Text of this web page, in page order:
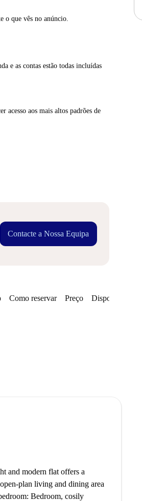
o que vês no anúncio.
e as contas estão todas incluídas
acesso aos mais altos padrões de
Contacte a Nossa Equipa
Como reservar Preço Disponibilidades
and modern flat offers a
plan living and dining area
Bedroom, cosily